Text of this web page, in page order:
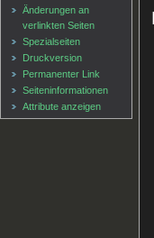
Änderungen an
verlinkten Seiten
Spezialseiten
Druckversion
Permanenter Link
Seiten­informationen
Attribute anzeigen